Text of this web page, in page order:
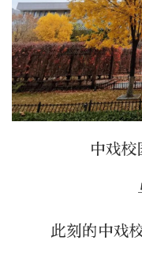
中戏
此刻的中戏